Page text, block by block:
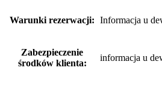
Warunki rezerwacji: Informacja u
Zabezpieczenie
środków klienta:
informacja u